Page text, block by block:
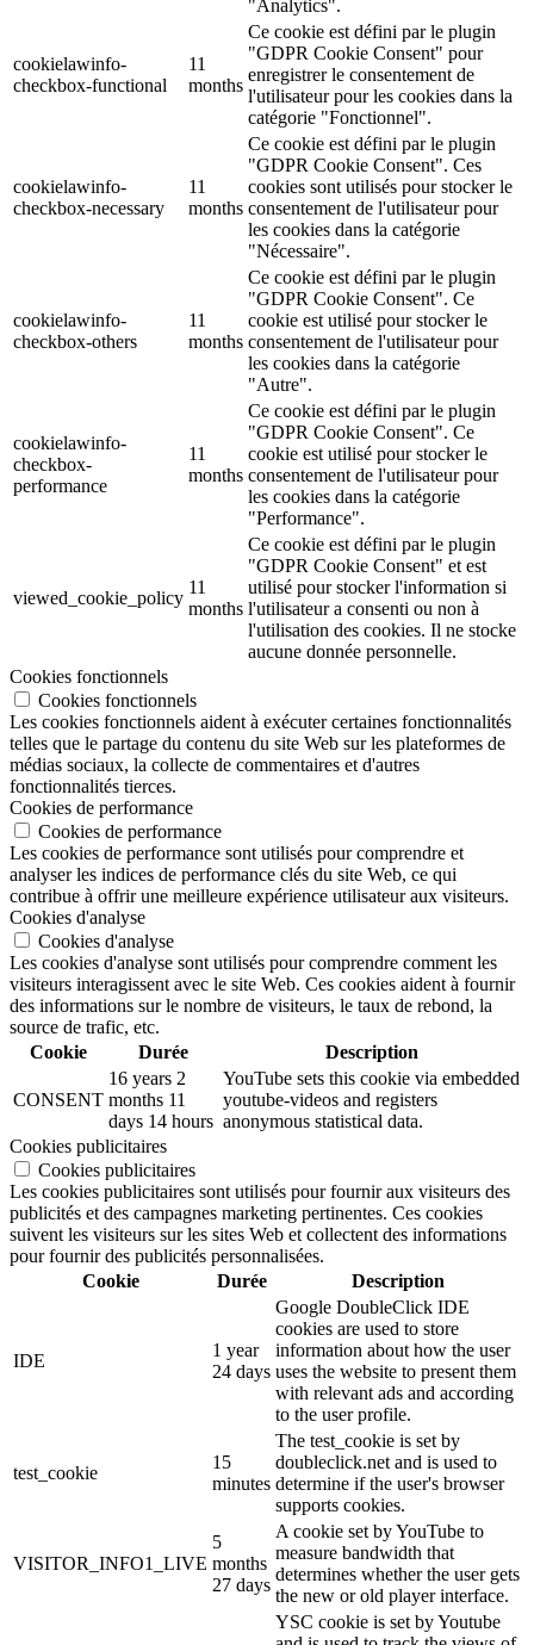
"Analytics".
cookielawinfo-
checkbox-functional
11
months
Ce cookie est défini par le plugin
"GDPR Cookie Consent" pour
enregistrer le consentement de
l'utilisateur pour les cookies dans la
catégorie "Fonctionnel".
cookielawinfo-
checkbox-necessary
11
months
Ce cookie est défini par le plugin
"GDPR Cookie Consent". Ces
cookies sont utilisés pour stocker le
consentement de l'utilisateur pour
les cookies dans la catégorie
"Nécessaire".
cookielawinfo-
checkbox-others
11
months
Ce cookie est défini par le plugin
"GDPR Cookie Consent". Ce
cookie est utilisé pour stocker le
consentement de l'utilisateur pour
les cookies dans la catégorie
"Autre".
cookielawinfo-
checkbox-
performance
11
months
Ce cookie est défini par le plugin
"GDPR Cookie Consent". Ce
cookie est utilisé pour stocker le
consentement de l'utilisateur pour
les cookies dans la catégorie
"Performance".
viewed_cookie_policy
11
months
Ce cookie est défini par le plugin
"GDPR Cookie Consent" et est
utilisé pour stocker l'information si
l'utilisateur a consenti ou non à
l'utilisation des cookies. Il ne stocke
aucune donnée personnelle.
Cookies fonctionnels
Cookies fonctionnels
Les cookies fonctionnels aident à exécuter certaines fonctionnalités
telles que le partage du contenu du site Web sur les plateformes de
médias sociaux, la collecte de commentaires et d'autres
fonctionnalités tierces.
Cookies de performance
Cookies de performance
Les cookies de performance sont utilisés pour comprendre et
analyser les indices de performance clés du site Web, ce qui
contribue à offrir une meilleure expérience utilisateur aux visiteurs.
Cookies d'analyse
Cookies d'analyse
Les cookies d'analyse sont utilisés pour comprendre comment les
visiteurs interagissent avec le site Web. Ces cookies aident à fournir
des informations sur le nombre de visiteurs, le taux de rebond, la
source de trafic, etc.
Cookie
Durée Description
CONSENT
16 years 2
months 11
days 14 hours
YouTube sets this cookie via embedded
youtube-videos and registers
anonymous statistical data.
Cookies publicitaires
Cookies publicitaires
Les cookies publicitaires sont utilisés pour fournir aux visiteurs des
publicités et des campagnes marketing pertinentes. Ces cookies
suivent les visiteurs sur les sites Web et collectent des informations
pour fournir des publicités personnalisées.
Cookie
Durée Description
IDE
1 year
24 days
Google DoubleClick IDE
cookies are used to store
information about how the user
uses the website to present them
with relevant ads and according
to the user profile.
test_cookie
15
minutes
The test_cookie is set by
doubleclick.net and is used to
determine if the user's browser
supports cookies.
VISITOR_INFO1_LIVE
5
months
27 days
A cookie set by YouTube to
measure bandwidth that
determines whether the user gets
the new or old player interface.
YSC cookie is set by Youtube